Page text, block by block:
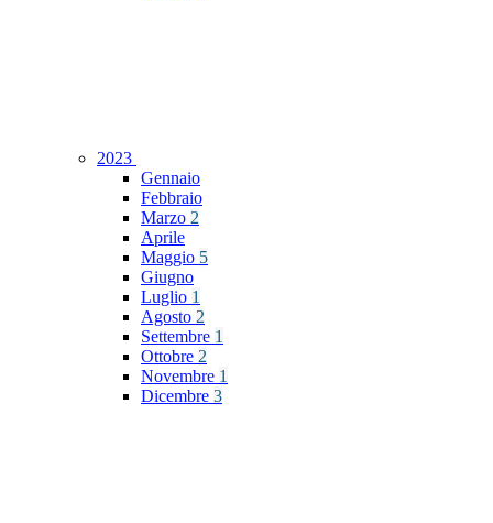
2023
Gennaio
Febbraio
Marzo 2
Aprile
Maggio 5
Giugno
Luglio 1
Agosto 2
Settembre 1
Ottobre 2
Novembre 1
Dicembre 3